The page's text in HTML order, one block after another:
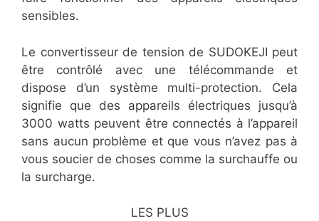
sensibles.
Le convertisseur de tension de SUDOKEJI peut
être contrôlé avec une télécommande et
dispose d’un système multi-protection. Cela
signifie que des appareils électriques jusqu’à
3000 watts peuvent être connectés à l’appareil
sans aucun problème et que vous n’avez pas à
vous soucier de choses comme la surchauffe ou
la surcharge.
LES PLUS